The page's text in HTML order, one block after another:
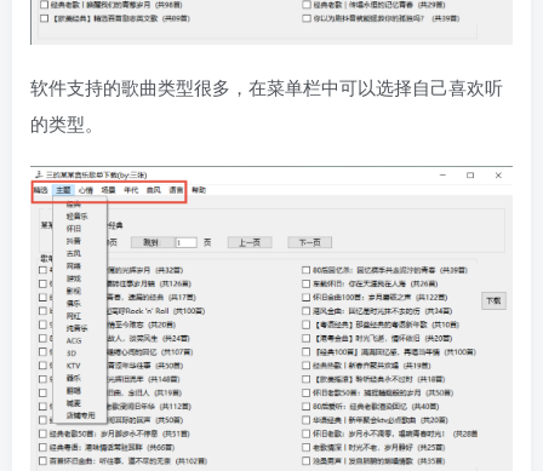
软件支持的歌曲类型很多，在菜单栏中可以选择自己喜欢听
的类型。